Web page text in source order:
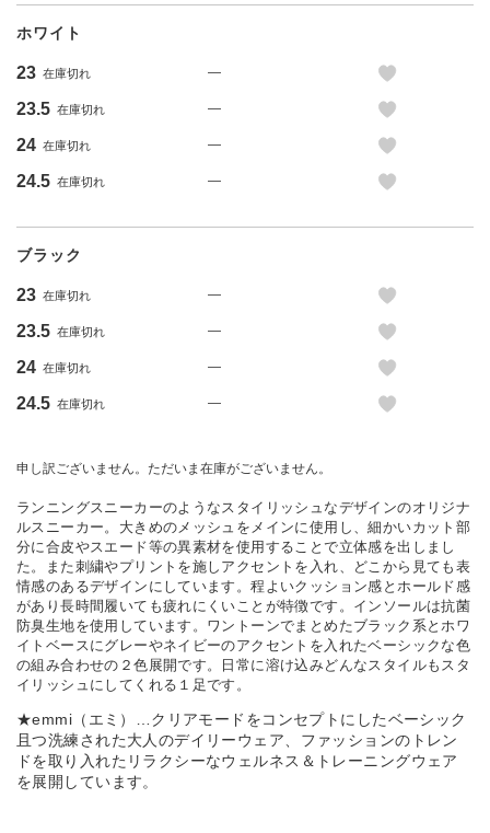
ホワイト
23 在庫切れ —
23.5 在庫切れ —
24 在庫切れ —
24.5 在庫切れ —
ブラック
23 在庫切れ —
23.5 在庫切れ —
24 在庫切れ —
24.5 在庫切れ —
申し訳ございません。ただいま在庫がございません。
ランニングスニーカーのようなスタイリッシュなデザインのオリジナ
ルスニーカー。大きめのメッシュをメインに使用し、細かいカット部
分に合皮やスエード等の異素材を使用することで立体感を出しまし
た。また刺繍やプリントを施しアクセントを入れ、どこから見ても表
情感のあるデザインにしています。程よいクッション感とホールド感
があり長時間履いても疲れにくいことが特徴です。インソールは抗菌
防臭生地を使用しています。ワントーンでまとめたブラック系とホワ
イトベースにグレーやネイビーのアクセントを入れたベーシックな色
の組み合わせの２色展開です。日常に溶け込みどんなスタイルもスタ
イリッシュにしてくれる１足です。
★emmi（エミ）…クリアモードをコンセプトにしたベーシック
且つ洗練された大人のデイリーウェア、ファッションのトレン
ドを取り入れたリラクシーなウェルネス＆トレーニングウェア
を展開しています。